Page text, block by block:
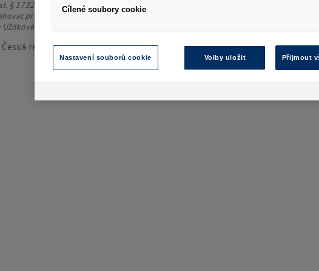
§ 1732 zákona č. 89/2012 Sb., občanský zákoník, ve znění pozdějších předpisů.
prvky příplatkové výbavy. Aktuální cenu a specifikaci vybraného modelu Vám
vozy.
republika s.r.o.
Cílené soubory cookie
Nastavení souborů cookie Volby uložit Přijmout